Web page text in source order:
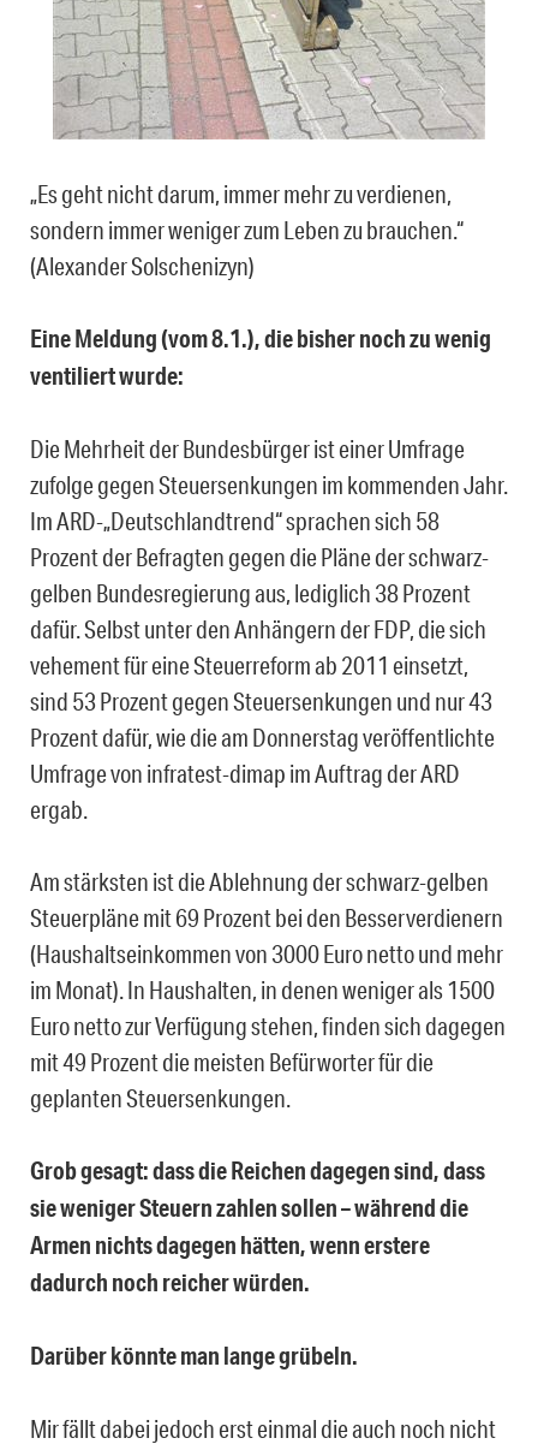
„Es geht nicht darum, immer mehr zu verdienen,
sondern immer weniger zum Leben zu brauchen.“
(Alexander Solschenizyn)
Eine Meldung (vom 8.1.), die bisher noch zu wenig
ventiliert wurde:
Die Mehrheit der Bundesbürger ist einer Umfrage
zufolge gegen Steuersenkungen im kommenden Jahr.
Im ARD-„Deutschlandtrend“ sprachen sich 58
Prozent der Befragten gegen die Pläne der schwarz-
gelben Bundesregierung aus, lediglich 38 Prozent
dafür. Selbst unter den Anhängern der FDP, die sich
vehement für eine Steuerreform ab 2011 einsetzt,
sind 53 Prozent gegen Steuersenkungen und nur 43
Prozent dafür, wie die am Donnerstag veröffentlichte
Umfrage von infratest-dimap im Auftrag der ARD
ergab.
Am stärksten ist die Ablehnung der schwarz-gelben
Steuerpläne mit 69 Prozent bei den Besserverdienern
(Haushaltseinkommen von 3000 Euro netto und mehr
im Monat). In Haushalten, in denen weniger als 1500
Euro netto zur Verfügung stehen, finden sich dagegen
mit 49 Prozent die meisten Befürworter für die
geplanten Steuersenkungen.
Grob gesagt: dass die Reichen dagegen sind, dass
sie weniger Steuern zahlen sollen – während die
Armen nichts dagegen hätten, wenn erstere
dadurch noch reicher würden.
Darüber könnte man lange grübeln.
Mir fällt dabei jedoch erst einmal die auch noch nicht